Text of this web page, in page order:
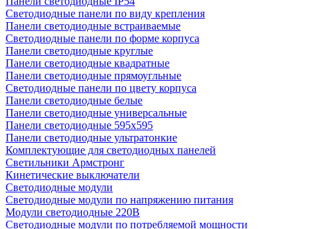
Светодиодные панели по виду крепления
Панели светодиодные встраиваемые
Светодиодные панели по форме корпуса
Панели светодиодные круглые
Панели светодиодные квадратные
Панели светодиодные прямоугльные
Светодиодные панели по цвету корпуса
Панели светодиодные белые
Панели светодиодные универсальные
Панели светодиодные 595х595
Панели светодиодные ультратонкие
Комплектующие для светодиодных панелей
Светильники Армстронг
Кинетические выключатели
Светодиодные модули
Светодиодные модули по напряжению питания
Модули светодиодные 220В
Светодиодные модули по потребляемой мощности